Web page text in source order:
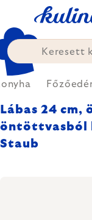
fő
tartalomhoz
Lábas 24
öntöttvasból
Staub